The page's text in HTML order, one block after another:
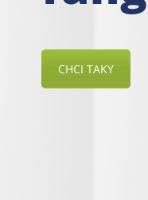
CHCI TAKY